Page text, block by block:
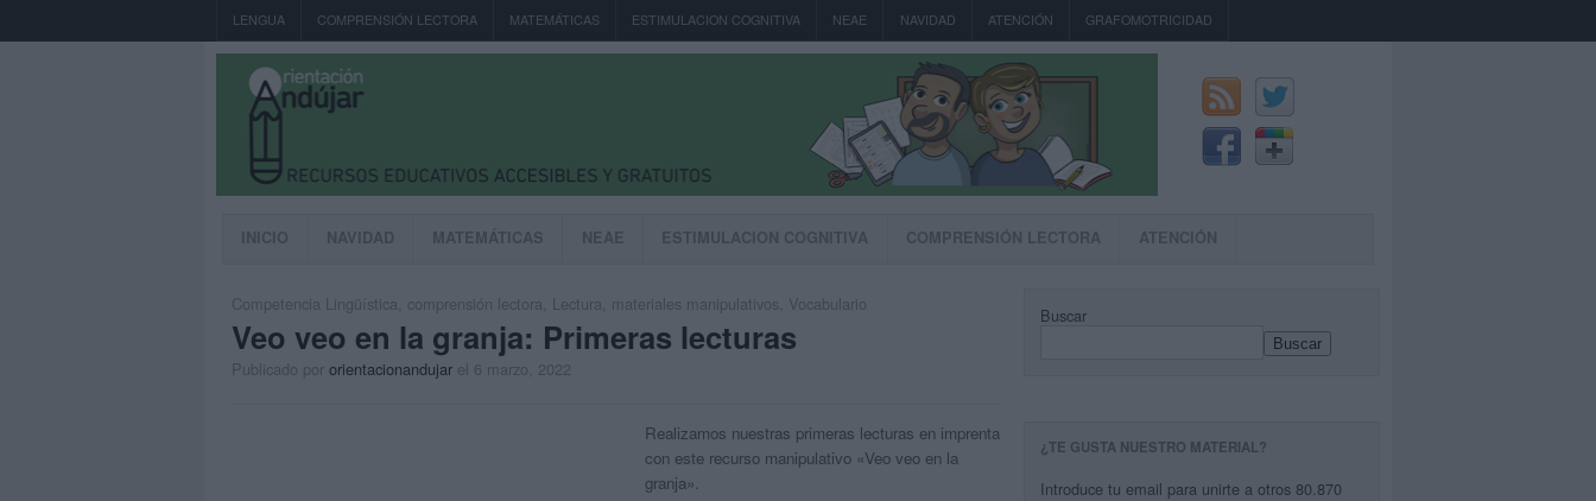
LENGUA COMPRENSIÓN LECTORA MATEMÁTICAS ESTIMULACION COGNITIVA NEAE NAVIDAD ATENCIÓN GRAFOMOTRICIDAD
INICIO NAVIDAD MATEMÁTICAS NEAE ESTIMULACION COGNITIVA COMPRENSIÓN LECTORA ATENCIÓN
Competencia Lingüística comprensión lectora Lectura materiales manipulativos Vocabulario
Veo veo en la granja: Primeras lecturas
Publicado por orientacionandujar el 6 marzo, 2022
Realizamos nuestras primeras lecturas en imprenta
con este recurso manipulativo «Veo veo en la
granja».
Buscar
Buscar
¿TE GUSTA NUESTRO MATERIAL?
Introduce tu email para unirte a otros 80.870